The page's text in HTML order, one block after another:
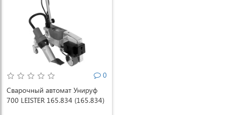
0
Сварочный автомат Унируф
700 LEISTER 165.834 (165.834)